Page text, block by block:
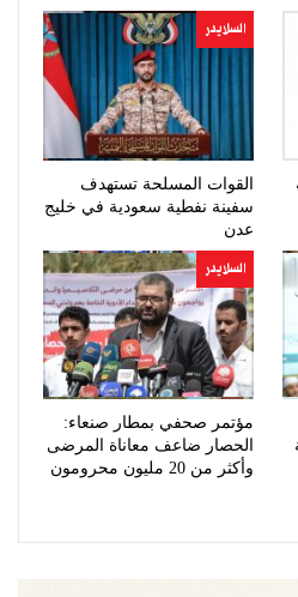
السلايدر
القوات المسلحة تستهدف
سفينة نفطية سعودية في خليج
عدن
السلايدر
مؤتمر صحفي بمطار صنعاء:
الحصار ضاعف معاناة المرضى
وأكثر من 20 مليون محرومون